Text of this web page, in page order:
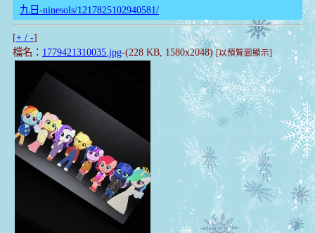
九日-ninesols/1217825102940581/
[+ / -]
檔名： 1779421310035.jpg-(228 KB, 1580x2048)[以預覽圖顯示]